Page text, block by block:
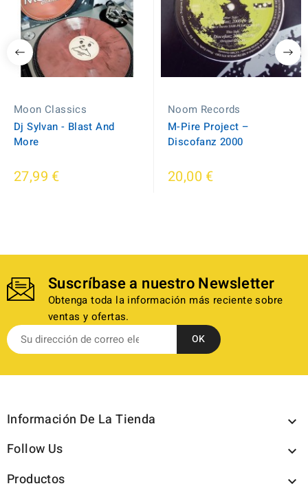
Moon Classics
Dj Sylvan - Blast And
More
27,99 €
Noom Records
M-Pire Project ‎–
Discofanz 2000
20,00 €
Suscríbase a nuestro Newsletter
Obtenga toda la información más reciente sobre
ventas y ofertas.
Información De La Tienda 
Follow Us 
Productos 